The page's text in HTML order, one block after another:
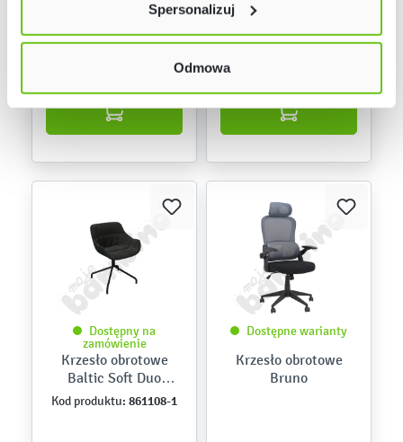
Polityce prywatności
Spersonalizuj
Odmowa
Dostępny na
zamówienie
Krzesło obrotowe
Baltic Soft Duo
czarne, CH09
Kod produktu: 861108-1
Dostępne warianty
Krzesło obrotowe
Bruno